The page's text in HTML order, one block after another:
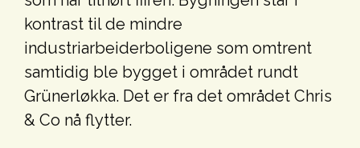
kontrast til de mindre
industriarbeiderboligene som omtrent
samtidig ble bygget i området rundt
Grünerløkka. Det er fra det området Chris
& Co nå flytter.